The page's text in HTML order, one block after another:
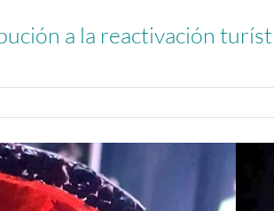
a la reactivación